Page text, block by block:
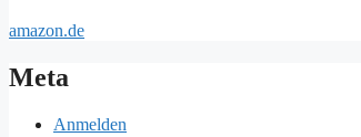
amazon.de
Meta
Anmelden